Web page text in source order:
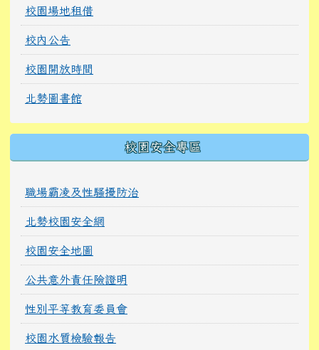
校園場地租借
校內公告
校園開放時間
北勢圖書館
校園安全專區
職場霸凌及性騷擾防治
北勢校園安全網
校園安全地圖
公共意外責任險證明
性別平等教育委員會
校園水質檢驗報告